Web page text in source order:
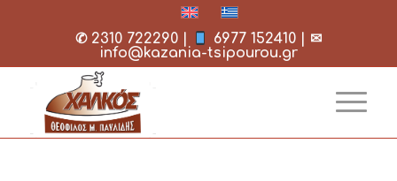
✆ 2310 722290 6977 152410| ✉
info@kazania-tsipourou.gr